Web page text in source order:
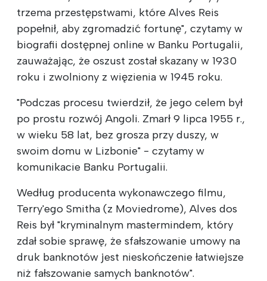
trzema przestępstwami, które Alves Reis
popełnił, aby zgromadzić fortunę", czytamy w
biografii dostępnej online w Banku Portugalii,
zauważając, że oszust został skazany w 1930
roku i zwolniony z więzienia w 1945 roku.
"Podczas procesu twierdził, że jego celem był
po prostu rozwój Angoli. Zmarł 9 lipca 1955 r.,
w wieku 58 lat, bez grosza przy duszy, w
swoim domu w Lizbonie" - czytamy w
komunikacie Banku Portugalii.
Według producenta wykonawczego filmu,
Terry'ego Smitha (z Moviedrome), Alves dos
Reis był "kryminalnym mastermindem, który
zdał sobie sprawę, że sfałszowanie umowy na
druk banknotów jest nieskończenie łatwiejsze
niż fałszowanie samych banknotów".